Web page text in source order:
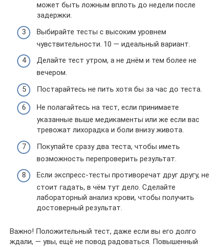
может быть ложным вплоть до недели после
задержки.
Выбирайте тесты с высоким уровнем
чувствительности. 10 — идеальный вариант.
Делайте тест утром, а не днём и тем более не
вечером.
Постарайтесь не пить хотя бы за час до теста.
Не полагайтесь на тест, если принимаете
указанные выше медикаменты или же если вас
тревожат лихорадка и боли внизу живота.
Покупайте сразу два теста, чтобы иметь
возможность перепроверить результат.
Если экспресс-тесты противоречат друг другу, не
стоит гадать, в чём тут дело. Сделайте
лабораторный анализ крови, чтобы получить
достоверный результат.
Важно! Положительный тест, даже если вы его долго
ждали, — увы, ещё не повод радоваться. Повышенный